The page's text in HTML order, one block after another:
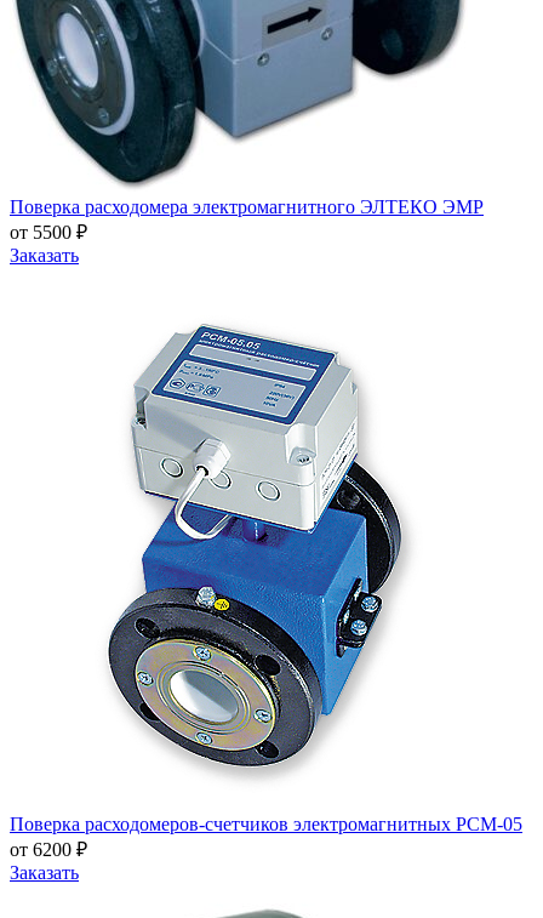
Поверка расходомера электромагнитного ЭЛТЕКО ЭМР
от 5500 ₽
Заказать
Поверка расходомеров-счетчиков электромагнитных РСМ-05
от 6200 ₽
Заказать